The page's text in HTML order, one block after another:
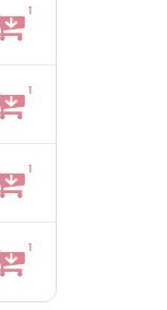
1
1
1
1